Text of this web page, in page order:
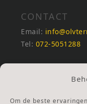
Om de beste
CONTACT
Email:
Tel: 072-5051288